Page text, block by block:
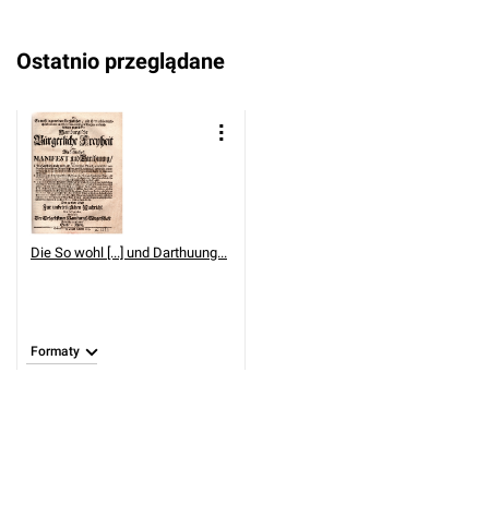
Ostatnio przeglądane
Die So wohl [...] und Darthuung...
Formaty